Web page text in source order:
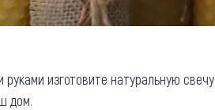
изготовите натуральную
дом.